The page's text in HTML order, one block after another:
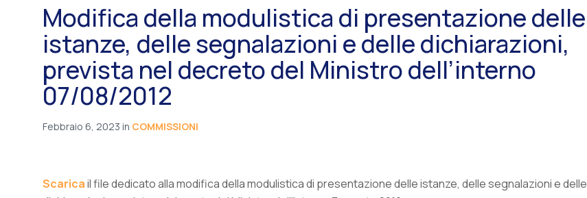
Modifica della modulistica di presentazione delle
istanze, delle segnalazioni e delle dichiarazioni,
prevista nel decreto del Ministro dell’interno
07/08/2012
Febbraio 6, 2023 in COMMISSIONI
Scaricail file dedicato alla modifica della modulistica di presentazione delle istanze, delle segnalazioni e delle